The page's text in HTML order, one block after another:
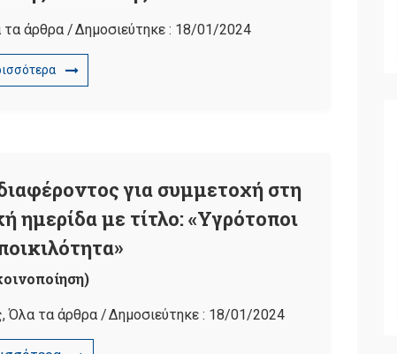
τα άρθρα /Δημοσιεύτηκε : 18/01/2024
για συμμετοχή στη
ημερίδα με τίτλο: «Υγρότοποι
,Όλα τα άρθρα/Δημοσιεύτηκε : 18/01/2024